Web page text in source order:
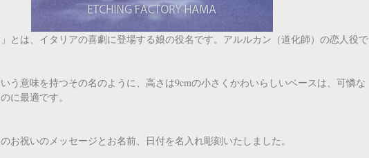
」とは、イタリアの喜劇に登場する娘の役名です。アルルカン（道化師）の恋人役で
いう意味を持つその名のように、高さは9cmの小さくかわいらしいベースは、可憐な
に最適です。
お祝いのメッセージとお名前、日付を名入れ彫刻いたしました。